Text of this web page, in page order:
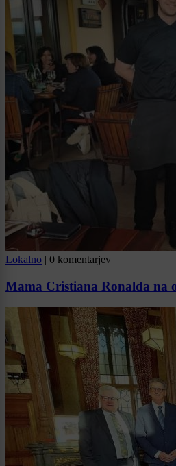
Lokalno | 0 komentarjev
Mama Cristiana Ronalda na